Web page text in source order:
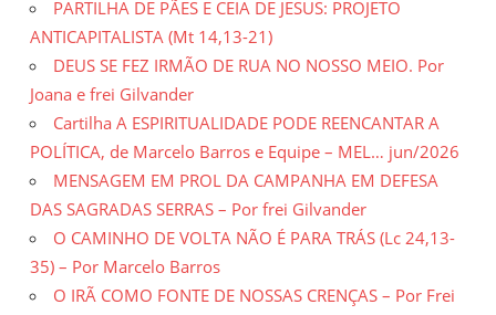
PARTILHA DE PÃES E CEIA DE JESUS: PROJETO
ANTICAPITALISTA (Mt 14,13-21)
DEUS SE FEZ IRMÃO DE RUA NO NOSSO MEIO. Por
Joana e frei Gilvander
Cartilha A ESPIRITUALIDADE PODE REENCANTAR A
POLÍTICA, de Marcelo Barros e Equipe – MEL… jun/2026
MENSAGEM EM PROL DA CAMPANHA EM DEFESA
DAS SAGRADAS SERRAS – Por frei Gilvander
O CAMINHO DE VOLTA NÃO É PARA TRÁS (Lc 24,13-
35) – Por Marcelo Barros
O IRÃ COMO FONTE DE NOSSAS CRENÇAS – Por Frei